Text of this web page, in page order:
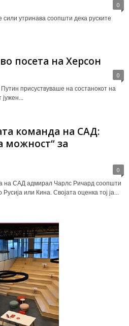
0
сили утринава соопшти дека руските
посета на Херсон
0
присуствуваше на состанокот на
јужен...
команда на САД:
можност“ за
0
на САД адмирал Чарлс Ричард соопшти
или Кина. Својата оценка тој ја...